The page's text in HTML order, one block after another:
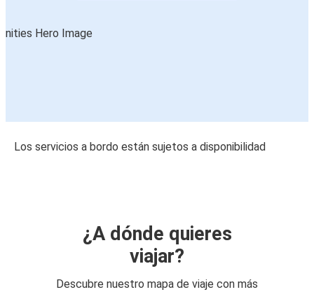
Los servicios a bordo están sujetos a disponibilidad
¿A dónde quieres
viajar?
Descubre nuestro mapa de viaje con más